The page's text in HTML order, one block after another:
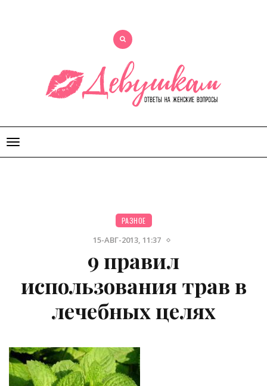
Открыть
меню
РАЗНОЕ
15-АВГ-2013, 11:37
9 правил
использования трав в
лечебных целях